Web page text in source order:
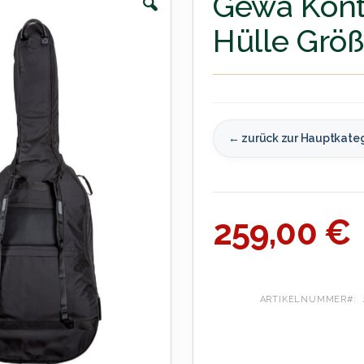
Hülle
← zurück zur
259,00 €
ARTIKELNUMMER